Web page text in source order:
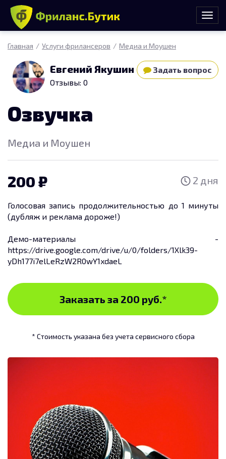
Главная Услуги фрилансеров Медиа и Моушен
Задать вопрос
Евгений Якушин
Отзывы: 0
Озвучка
Медиа и Моушен
200 2 дня
Голосовая запись продолжительностью до 1 минуты
(дубляж и реклама дороже!)
Демо-материалы -
https://drive.google.com/drive/u/0/folders/1Xlk39-
yDh177i7elLeRzW2R0wY1xdaeL
Заказать за 200 руб.*
* Стоимость указана без учета сервисного сбора